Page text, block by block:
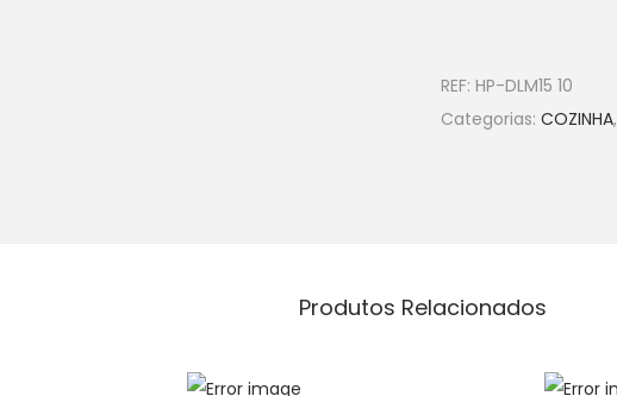
REF: HP-DLM15 10
Categorias: COZINHA,
Produtos Relacionados